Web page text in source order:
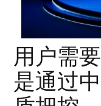
用户需
是通过